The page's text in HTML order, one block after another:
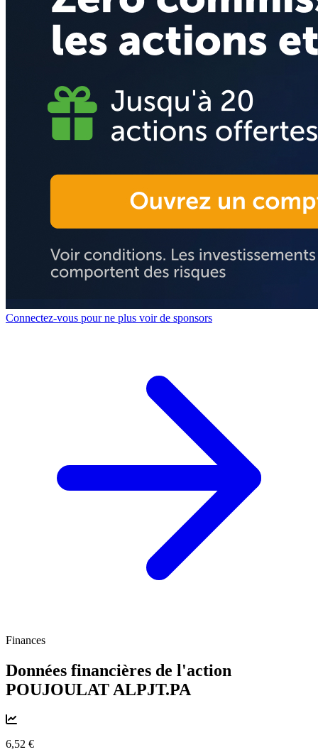
Connectez-vous pour ne plus voir de sponsors
Finances
Données financières de l'action
POUJOULAT ALPJT.PA
6,52 €